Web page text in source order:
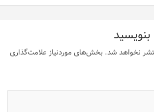
نخواهد شد.بخش‌های موردنیاز علامت‌گذاری